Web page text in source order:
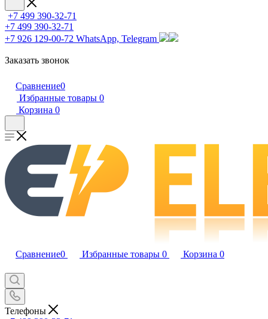
+7 499 390-32-71
+7 499 390-32-71
+7 926 129-00-72 WhatsApp, Telegram
Заказать звонок
Сравнение0
Избранные товары 0
Корзина 0
Сравнение0 Избранные товары 0 Корзина 0
Телефоны